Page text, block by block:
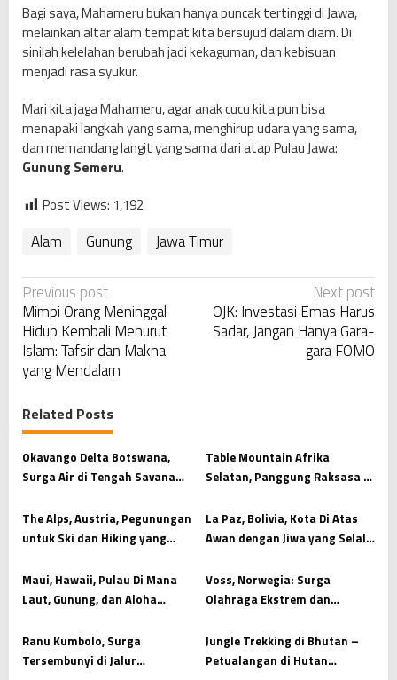
Bagi saya, Mahameru bukan hanya puncak tertinggi di Jawa,
melainkan altar alam tempat kita bersujud dalam diam. Di
sinilah kelelahan berubah jadi kekaguman, dan kebisuan
menjadi rasa syukur.
Mari kita jaga Mahameru, agar anak cucu kita pun bisa
menapaki langkah yang sama, menghirup udara yang sama,
dan memandang langit yang sama dari atap Pulau Jawa:
Gunung Semeru.
Post Views: 1,192
Alam Gunung Jawa Timur
P
o
s
t
a
v
i
g
a
t
i
o
Previous post
Mimpi Orang Meninggal
Hidup Kembali Menurut
Islam: Tafsir dan Makna
yang Mendalam
Next post
OJK: Investasi Emas Harus
Sadar, Jangan Hanya Gara-
gara FOMO
Related Posts
Okavango Delta Botswana,
Surga Air di Tengah Savana
Table Mountain Afrika
Selatan, Panggung Raksasa di
The Alps, Austria, Pegunungan
untuk Ski dan Hiking yang
La Paz, Bolivia, Kota Di Atas
Awan dengan Jiwa yang Selalu
Maui, Hawaii, Pulau Di Mana
Laut, Gunung, dan Aloha
Voss, Norwegia: Surga
Olahraga Ekstrem dan
Ranu Kumbolo, Surga
Tersembunyi di Jalur
Jungle Trekking di Bhutan –
Petualangan di Hutan